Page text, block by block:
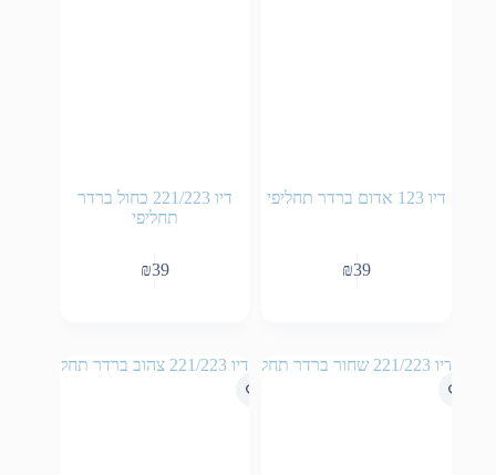
דיו 123 אדום ברדר תחליפי
₪39
דיו 221/223 כחול ברדר
תחליפי
₪39